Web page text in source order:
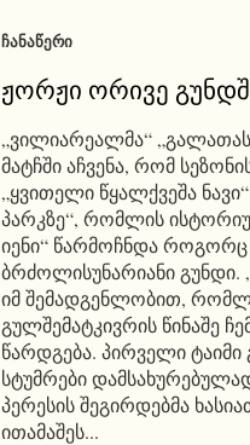
ᲩᲐᲜᲐᲬᲔᲠᲘ
ჟორჟი ორივე
„ვილიარეალმა“
მატჩში აჩვენა, რომ
„ყვითელი წყალქვეშა
პარკზე“, რომლის
იენი“ წარმოჩნდა როგორც
ბრძოლისუნარიანი გუნდი.
იმ შემადგენლობით,
გულშემატკივრის წინაშე
წარდგება. პირველი
სტუმრები
პერესის შეგირდებმა
ითამაშეს...